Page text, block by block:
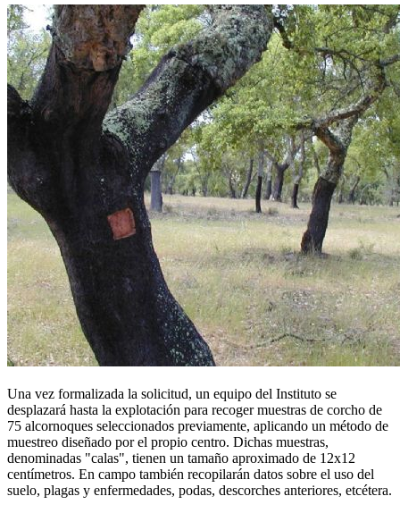
Una vez formalizada la solicitud, un equipo del Instituto se
desplazará hasta la explotación para recoger muestras de corcho de
75 alcornoques seleccionados previamente, aplicando un método de
muestreo diseñado por el propio centro. Dichas muestras,
denominadas "calas", tienen un tamaño aproximado de 12x12
centímetros. En campo también recopilarán datos sobre el uso del
suelo, plagas y enfermedades, podas, descorches anteriores, etcétera.